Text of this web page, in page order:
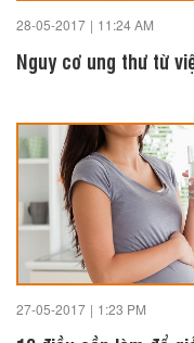
28-05-2017 | 11:24 AM
Nguy cơ ung thư từ
27-05-2017 | 1:23 PM